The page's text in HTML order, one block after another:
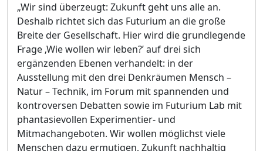
„Wir sind überzeugt: Zukunft geht uns alle an.
Deshalb richtet sich das Futurium an die große
Breite der Gesellschaft. Hier wird die grundlegende
Frage ‚Wie wollen wir leben?’ auf drei sich
ergänzenden Ebenen verhandelt: in der
Ausstellung mit den drei Denkräumen Mensch –
Natur – Technik, im Forum mit spannenden und
kontroversen Debatten sowie im Futurium Lab mit
phantasievollen Experimentier- und
Mitmachangeboten. Wir wollen möglichst viele
Menschen dazu ermutigen, Zukunft nachhaltig